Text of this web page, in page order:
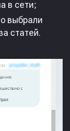
в сети;
выбрали
статей.